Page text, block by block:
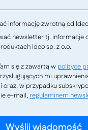
informację zwrotną od
newsletter tj. informacje
Ideo sp. z o.o.
się z zawartą w polityce
mi
oraz, w przypadku
e-mail, regulaminem